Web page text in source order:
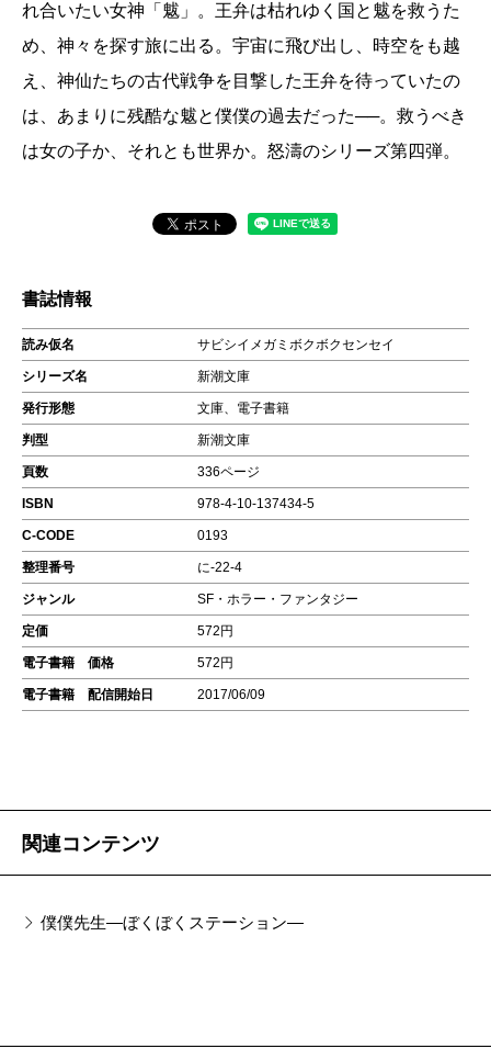
れ合いたい女神「魃」。王弁は枯れゆく国と魃を救うた
め、神々を探す旅に出る。宇宙に飛び出し、時空をも越
え、神仙たちの古代戦争を目撃した王弁を待っていたの
は、あまりに残酷な魃と僕僕の過去だった──。救うべき
は女の子か、それとも世界か。怒濤のシリーズ第四弾。
書誌情報
読み仮名 サビシイメガミボクボクセンセイ
シリーズ名 新潮文庫
発行形態 文庫、電子書籍
判型 新潮文庫
頁数 336ページ
ISBN 978-4-10-137434-5
C-CODE 0193
整理番号 に-22-4
ジャンル SF・ホラー・ファンタジー
定価 572円
電子書籍 価格 572円
電子書籍 配信開始日 2017/06/09
関連コンテンツ
僕僕先生―ぼくぼくステーション―